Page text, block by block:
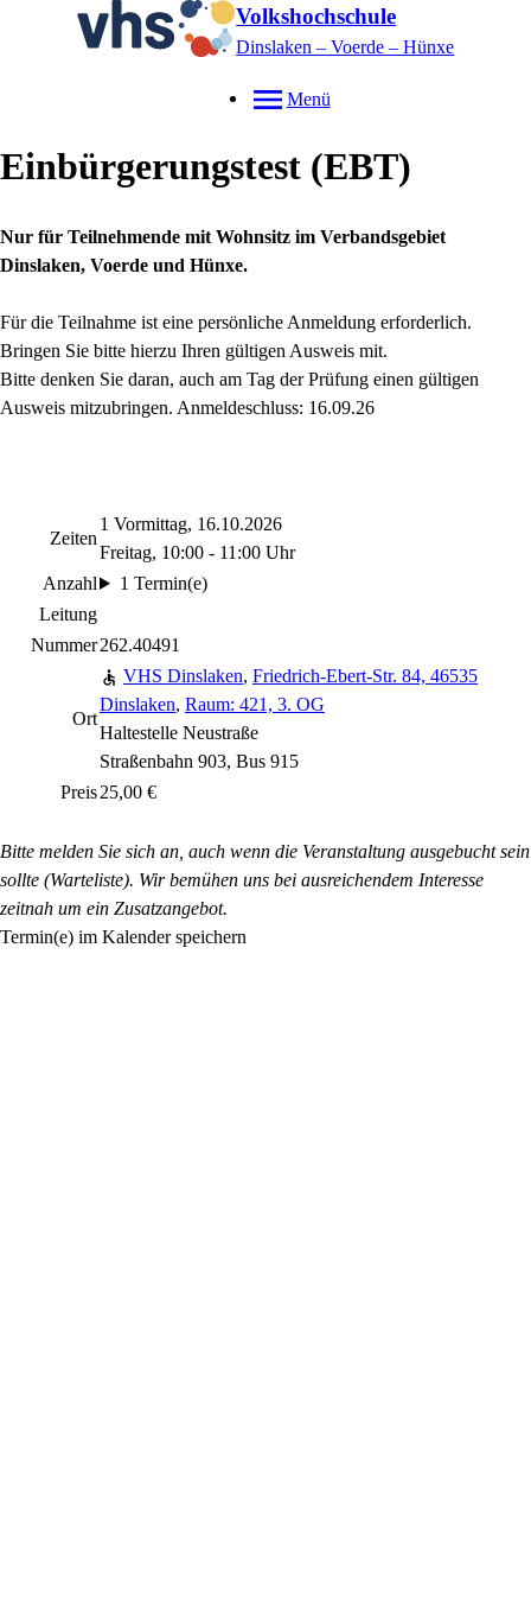
Volkshochschule
Dinslaken – Voerde – Hünxe
Menü
Einbürgerungstest (EBT)
Nur für Teilnehmende mit Wohnsitz im Verbandsgebiet
Dinslaken, Voerde und Hünxe.
Für die Teilnahme ist eine persönliche Anmeldung erforderlich.
Bringen Sie bitte hierzu Ihren gültigen Ausweis mit.
Bitte denken Sie daran, auch am Tag der Prüfung einen gültigen
Ausweis mitzubringen. Anmeldeschluss: 16.09.26
Zeiten
1 Vormittag, 16.10.2026
Freitag, 10:00 - 11:00 Uhr
Anzahl
1 Termin(e)
Leitung
Nummer262.40491
Ort
VHS Dinslaken, Friedrich-Ebert-Str. 84, 46535
Dinslaken, Raum: 421, 3. OG
Haltestelle Neustraße
Straßenbahn 903, Bus 915
Preis25,00 €
Bitte melden Sie sich an, auch wenn die Veranstaltung ausgebucht sein
sollte (Warteliste). Wir bemühen uns bei ausreichendem Interesse
zeitnah um ein Zusatzangebot.
Termin(e) im Kalender speichern